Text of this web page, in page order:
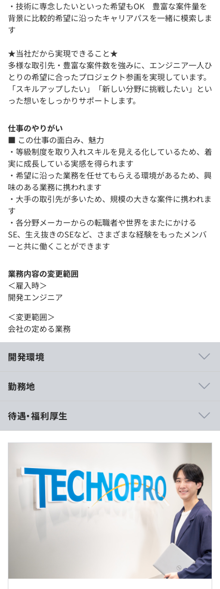
・技術に専念したいといった希望もOK 豊富な案件量を
背景に比較的希望に沿ったキャリアパスを一緒に模索しま
す
★当社だから実現できること★
多様な取引先・豊富な案件数を強みに、エンジニア一人ひ
とりの希望に合ったプロジェクト参画を実現しています。
「スキルアップしたい」「新しい分野に挑戦したい」とい
った想いをしっかりサポートします。
仕事のやりがい
■ この仕事の面白み、魅力
・等級制度を取り入れスキルを見える化しているため、着
実に成長している実感を得られます
・希望に沿った業務を任せてもらえる環境があるため、興
味のある業務に携われます
・大手の取引先が多いため、規模の大きな案件に携われま
す
・各分野メーカーからの転職者や世界をまたにかける
SE、生え抜きのSEなど、さまざまな経験をもったメンバ
ーと共に働くことができます
業務内容の変更範囲
＜雇入時＞
開発エンジニア
＜変更範囲＞
会社の定める業務
開発環境
スキルを成長させ続けています。
そのため、顧客先からの評価も高く、重要性の高いプロジ
ェクト案件を獲得しやすい状況にあります。
・オンラインサービスの開発／運用
・コーポレイトサイト構築
勤務地
待遇・福利厚生
・月給：237,000円～312,000円（残業代と賞与は別途支
・固定残業有無：なし
・昇給：年1回
※残業代支給規定：法定超25%増/深夜25%増/60時間超
50%増/法定休日35%増